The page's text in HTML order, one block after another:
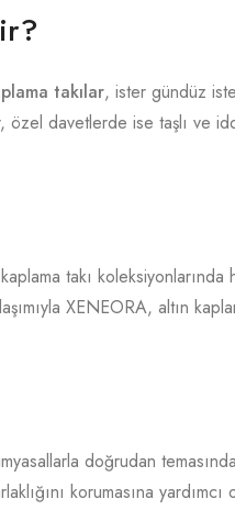
takılar, ister gündüz
özel davetlerde ise taşlı ve
takı koleksiyonlarında
XENEORA, altın
doğrudan
korumasına yardımcı